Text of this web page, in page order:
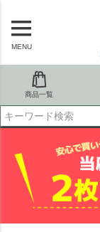
MENU
商品一覧